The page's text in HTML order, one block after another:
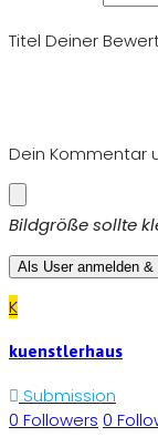
Titel Deiner
Dein Kommentar
Bildgröße sollte
Als User anmelden &
K
kuenstlerhaus
Submission
0 Followers 0